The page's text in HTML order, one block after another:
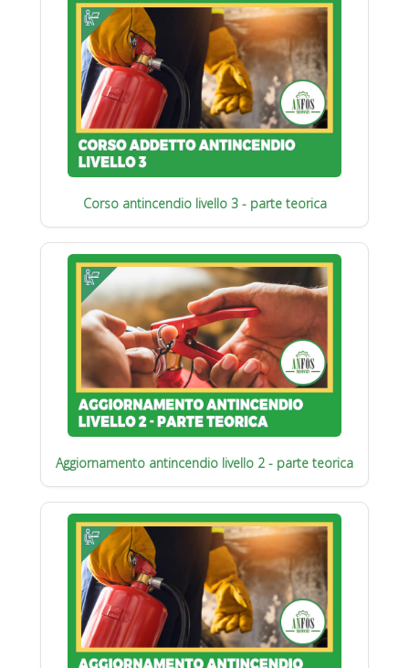
Corso antincendio livello 3 - parte teorica
Aggiornamento antincendio livello 2 - parte teorica